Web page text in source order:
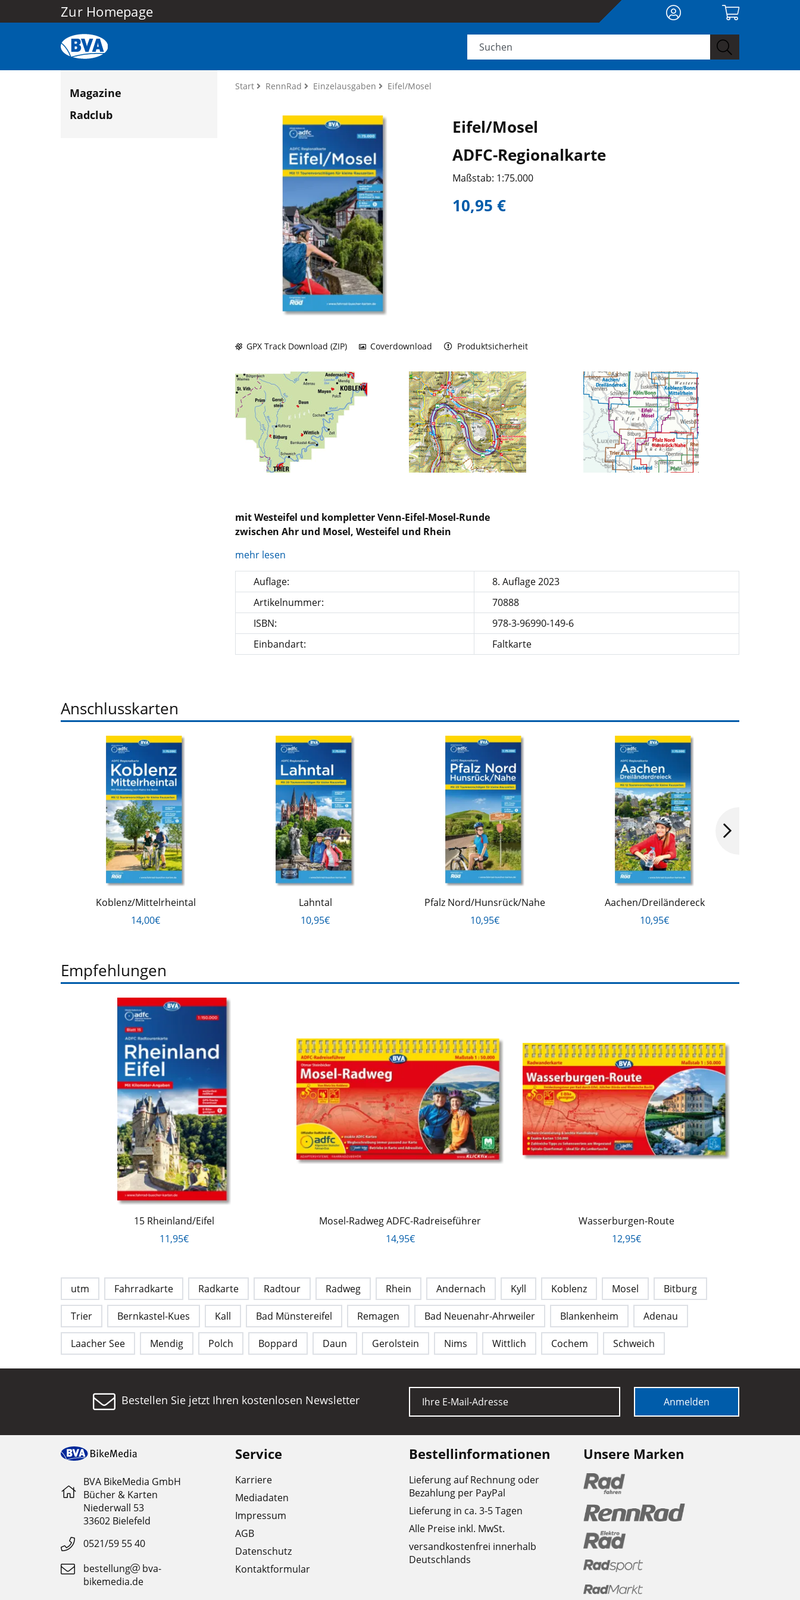
Zur Homepage
Magazine
Radclub
Start RennRad Einzelausgaben Eifel/Mosel
Eifel/Mosel
ADFC-Regionalkarte
Maßstab: 1:75.000
10,95 €
GPX Track Download (ZIP) Coverdownload Produktsicherheit
mit Westeifel und kompletter Venn-Eifel-Mosel-Runde
zwischen Ahr und Mosel, Westeifel und Rhein
mehr lesen
Auflage:
8. Auflage 2023
Artikelnummer:
70888
ISBN:
978-3-96990-149-6
Einbandart:
Faltkarte
Anschlusskarten
Koblenz/Mittelrheintal
14,00€
Lahntal
10,95€
Pfalz Nord/Hunsrück/Nahe
10,95€
Aachen/Dreiländereck
10,95€
Empfehlungen
15 Rheinland/Eifel
11,95€
Mosel-Radweg ADFC-Radreiseführer
14,95€
Wasserburgen-Route
12,95€
utm Fahrradkarte Radkarte Radtour Radweg Rhein Andernach Kyll Koblenz Mosel Bitburg
Trier Bernkastel-Kues Kall Bad Münstereifel Remagen Bad Neuenahr-Ahrweiler Blankenheim Adenau
Laacher See Mendig Polch Boppard Daun Gerolstein Nims Wittlich Cochem Schweich
Bestellen Sie jetzt Ihren kostenlosen Newsletter E-Mail Anmelden
BVA BikeMedia GmbH
Bücher & Karten
Niederwall 53
33602 Bielefeld
0521/59 55 40
bestellung
bva-
bikemedia.de
Service
Karriere
Mediadaten
Impressum
AGB
Datenschutz
Kontaktformular
Bestellinformationen
Lieferung auf Rechnung oder
Bezahlung per PayPal
Lieferung in ca. 3-5 Tagen
Alle Preise inkl. MwSt.
versandkostenfrei innerhalb
Deutschlands
Unsere Marken